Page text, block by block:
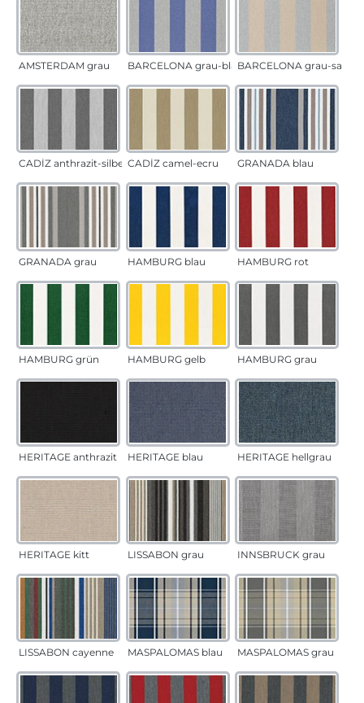
AMSTERDAM grau BARCELONA grau-blauBARCELONA grau-sand
CADÍZ anthrazit-silber CADÍZ camel-ecru GRANADA blau
GRANADA grau HAMBURG blau HAMBURG rot
HAMBURG grün HAMBURG gelb HAMBURG grau
HERITAGE anthrazit HERITAGE blau HERITAGE hellgrau
HERITAGE kitt LISSABON grau INNSBRUCK grau
LISSABON cayenne MASPALOMAS blau MASPALOMAS grau